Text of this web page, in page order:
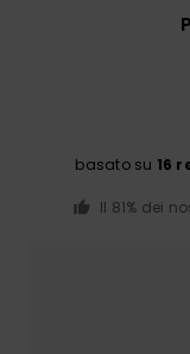
basato su 16
Il 81% dei